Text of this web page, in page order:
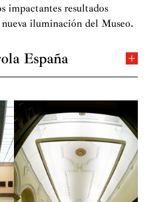
impactantes resultados
iluminación del Museo.
España
director: formación e
arte y cultura, y
el programa de restauración
en el proyecto de
lleva a cabo un exhaustivo